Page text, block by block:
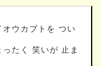
ウカブトを つい
たく 笑いが 止ま